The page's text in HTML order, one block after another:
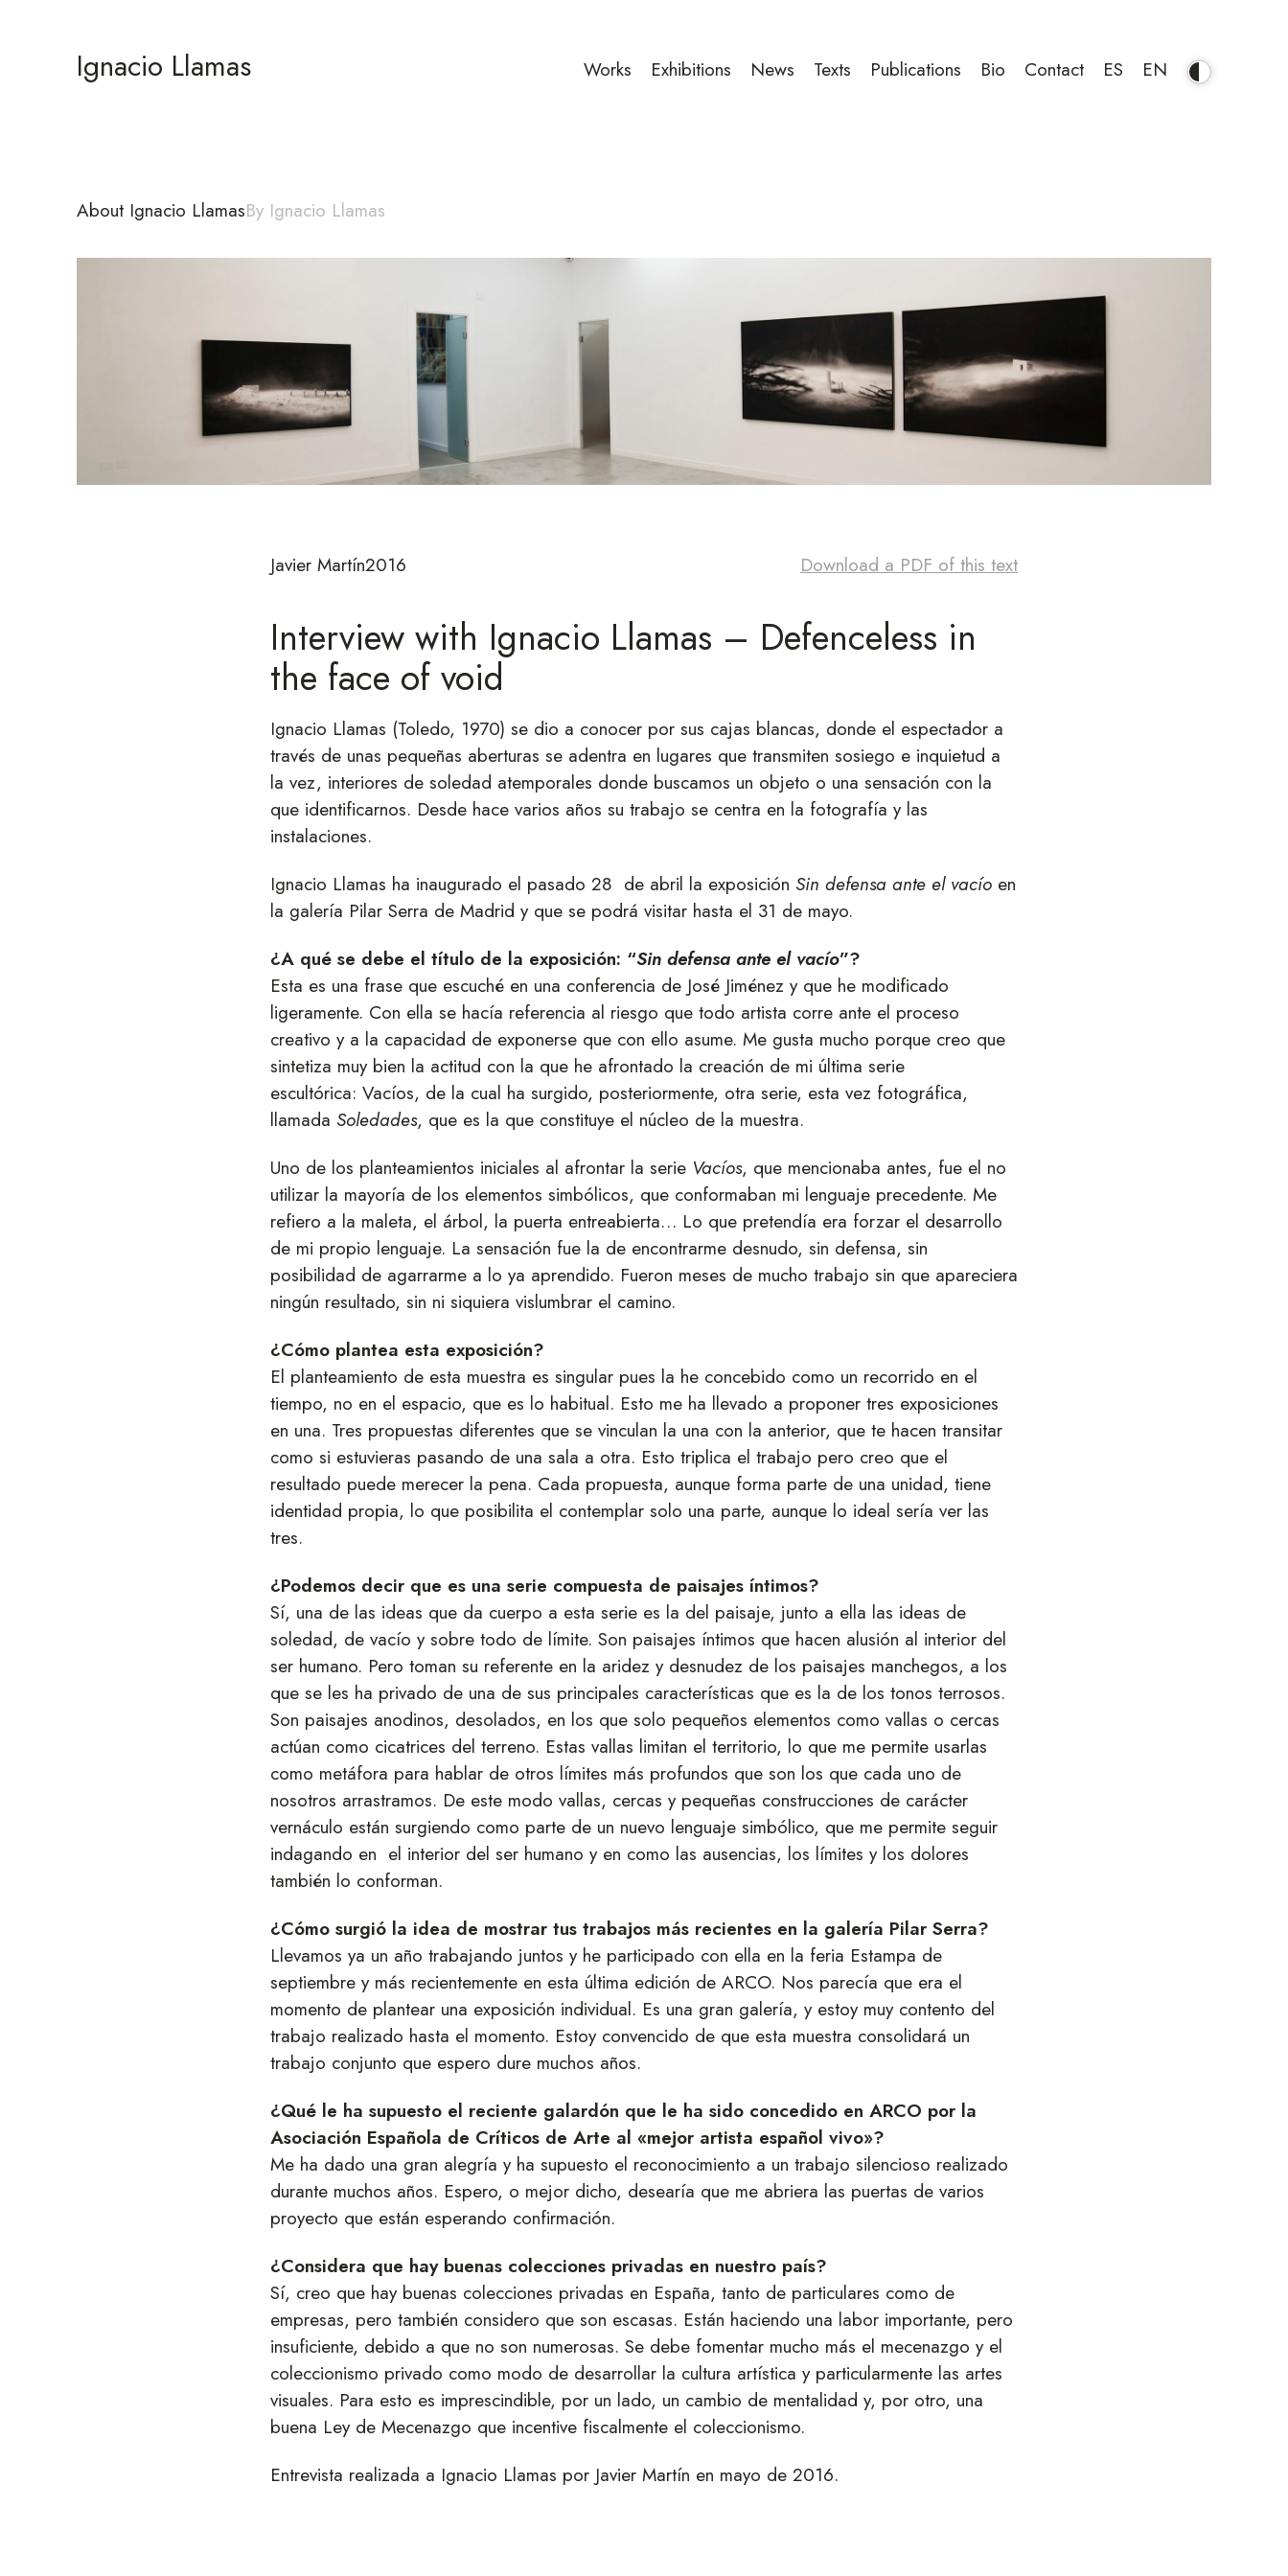
Ignacio Llamas Works Exhibitions News Texts Publications Bio Contact ES EN
About Ignacio LlamasBy Ignacio Llamas
Javier Martín2016 Download a PDF of this text
Interview with Ignacio Llamas – Defenceless in
the face of void
Ignacio Llamas (Toledo, 1970) se dio a conocer por sus cajas blancas, donde el espectador a
través de unas pequeñas aberturas se adentra en lugares que transmiten sosiego e inquietud a
la vez, interiores de soledad atemporales donde buscamos un objeto o una sensación con la
que identificarnos. Desde hace varios años su trabajo se centra en la fotografía y las
instalaciones.
Ignacio Llamas ha inaugurado el pasado 28 de abril la exposición Sin defensa ante el vacío en
la galería Pilar Serra de Madrid y que se podrá visitar hasta el 31 de mayo.
¿A qué se debe el título de la exposición: “Sin defensa ante el vacío”?
Esta es una frase que escuché en una conferencia de José Jiménez y que he modificado
ligeramente. Con ella se hacía referencia al riesgo que todo artista corre ante el proceso
creativo y a la capacidad de exponerse que con ello asume. Me gusta mucho porque creo que
sintetiza muy bien la actitud con la que he afrontado la creación de mi última serie
escultórica: Vacíos, de la cual ha surgido, posteriormente, otra serie, esta vez fotográfica,
llamada Soledades, que es la que constituye el núcleo de la muestra.
Uno de los planteamientos iniciales al afrontar la serie Vacíos, que mencionaba antes, fue el no
utilizar la mayoría de los elementos simbólicos, que conformaban mi lenguaje precedente. Me
refiero a la maleta, el árbol, la puerta entreabierta… Lo que pretendía era forzar el desarrollo
de mi propio lenguaje. La sensación fue la de encontrarme desnudo, sin defensa, sin
posibilidad de agarrarme a lo ya aprendido. Fueron meses de mucho trabajo sin que apareciera
ningún resultado, sin ni siquiera vislumbrar el camino.
¿Cómo plantea esta exposición?
El planteamiento de esta muestra es singular pues la he concebido como un recorrido en el
tiempo, no en el espacio, que es lo habitual. Esto me ha llevado a proponer tres exposiciones
en una. Tres propuestas diferentes que se vinculan la una con la anterior, que te hacen transitar
como si estuvieras pasando de una sala a otra. Esto triplica el trabajo pero creo que el
resultado puede merecer la pena. Cada propuesta, aunque forma parte de una unidad, tiene
identidad propia, lo que posibilita el contemplar solo una parte, aunque lo ideal sería ver las
tres.
¿Podemos decir que es una serie compuesta de paisajes íntimos?
Sí, una de las ideas que da cuerpo a esta serie es la del paisaje, junto a ella las ideas de
soledad, de vacío y sobre todo de límite. Son paisajes íntimos que hacen alusión al interior del
ser humano. Pero toman su referente en la aridez y desnudez de los paisajes manchegos, a los
que se les ha privado de una de sus principales características que es la de los tonos terrosos.
Son paisajes anodinos, desolados, en los que solo pequeños elementos como vallas o cercas
actúan como cicatrices del terreno. Estas vallas limitan el territorio, lo que me permite usarlas
como metáfora para hablar de otros límites más profundos que son los que cada uno de
nosotros arrastramos. De este modo vallas, cercas y pequeñas construcciones de carácter
vernáculo están surgiendo como parte de un nuevo lenguaje simbólico, que me permite seguir
indagando en el interior del ser humano y en como las ausencias, los límites y los dolores
también lo conforman.
¿Cómo surgió la idea de mostrar tus trabajos más recientes en la galería Pilar Serra?
Llevamos ya un año trabajando juntos y he participado con ella en la feria Estampa de
septiembre y más recientemente en esta última edición de ARCO. Nos parecía que era el
momento de plantear una exposición individual. Es una gran galería, y estoy muy contento del
trabajo realizado hasta el momento. Estoy convencido de que esta muestra consolidará un
trabajo conjunto que espero dure muchos años.
¿Qué le ha supuesto el reciente galardón que le ha sido concedido en ARCO por la
Asociación Española de Críticos de Arte al «mejor artista español vivo»?
Me ha dado una gran alegría y ha supuesto el reconocimiento a un trabajo silencioso realizado
durante muchos años. Espero, o mejor dicho, desearía que me abriera las puertas de varios
proyecto que están esperando confirmación.
¿Considera que hay buenas colecciones privadas en nuestro país?
Sí, creo que hay buenas colecciones privadas en España, tanto de particulares como de
empresas, pero también considero que son escasas. Están haciendo una labor importante, pero
insuficiente, debido a que no son numerosas. Se debe fomentar mucho más el mecenazgo y el
coleccionismo privado como modo de desarrollar la cultura artística y particularmente las artes
visuales. Para esto es imprescindible, por un lado, un cambio de mentalidad y, por otro, una
buena Ley de Mecenazgo que incentive fiscalmente el coleccionismo.
Entrevista realizada a Ignacio Llamas por Javier Martín en mayo de 2016.